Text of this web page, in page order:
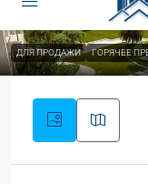
ДЛЯ ПРОДАЖИ ГОРЯЧЕЕ